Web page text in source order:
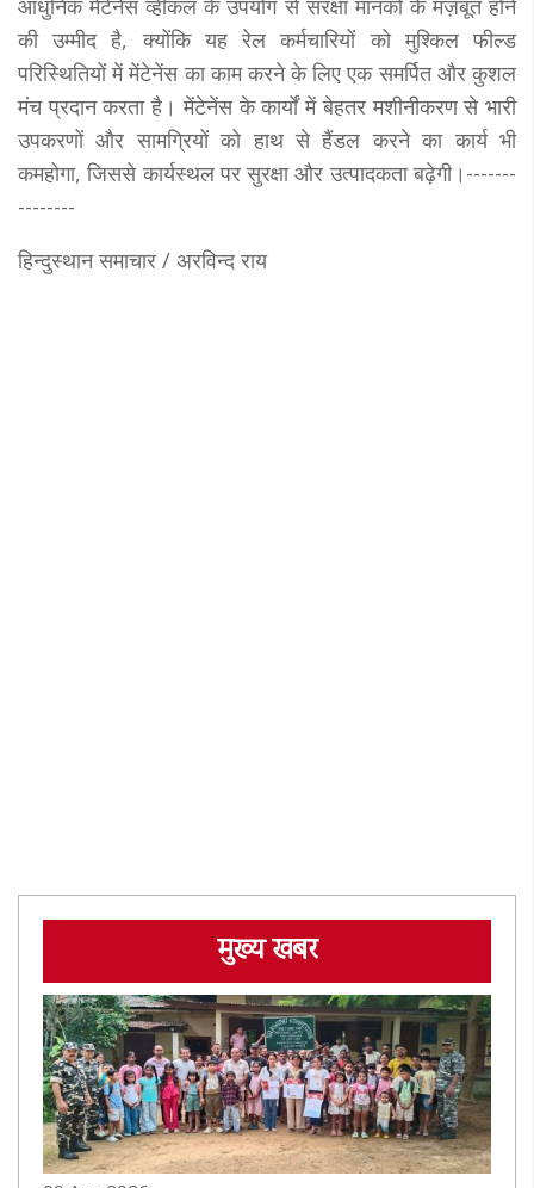
आधुनिक मेंटेनेंस व्हीकल के उपयोग से संरक्षा मानकों के मज़बूत होने
की उम्मीद है, क्योंकि यह रेल कर्मचारियों को मुश्किल फील्ड
परिस्थितियों में मेंटेनेंस का काम करने के लिए एक समर्पित और कुशल
मंच प्रदान करता है। मेंटेनेंस के कार्यों में बेहतर मशीनीकरण से भारी
उपकरणों और सामग्रियों को हाथ से हैंडल करने का कार्य भी
कमहोगा, जिससे कार्यस्थल पर सुरक्षा और उत्पादकता बढ़ेगी।-------
--------
हिन्दुस्थान समाचार / अरविन्द राय
मुख्य खबर